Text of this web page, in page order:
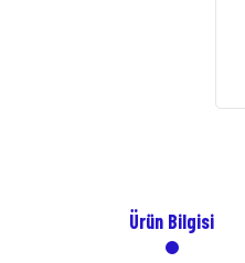
Ürün Bilgisi